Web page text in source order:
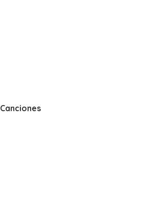
Canciones